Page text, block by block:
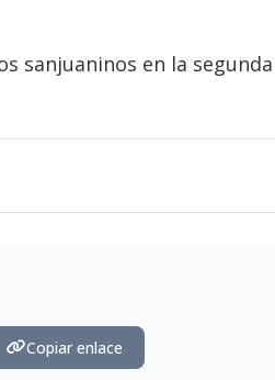
sanjuaninos en la segunda
Copiar enlace